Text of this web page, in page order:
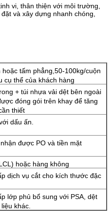
vi, thân thiện với môi trường,
và xây dựng nhanh chóng,
tấm phẳng,50-100kg/cuộn
cụ thể của khách hàng
+ túi nhựa vải dệt bên ngoài
đóng gói trên khay để tăng
thiết
dấu ấn.
được PO và tiền mặt
hoặc hàng không
dịch vụ cắt cho kích thước đặc
lớp phủ bổ sung với PSA, dệt
khác.